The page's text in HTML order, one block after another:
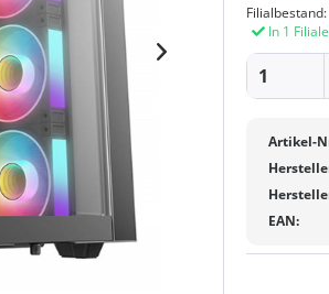
Filialbestand:
In 1
Artikel-
EAN: